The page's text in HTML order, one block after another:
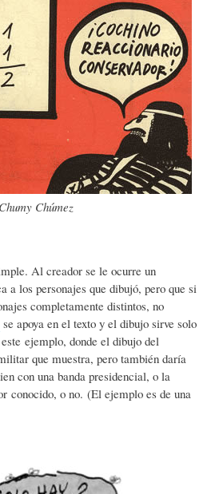
Chumy Chúmez
Al creador se le ocurre un
a los personajes que dibujó, pero que si
completamente distintos, no
se apoya en el texto y el dibujo sirve solo
ejemplo, donde el dibujo del
que muestra, pero también daría
con una banda presidencial, o la
conocido, o no. (El ejemplo es de una